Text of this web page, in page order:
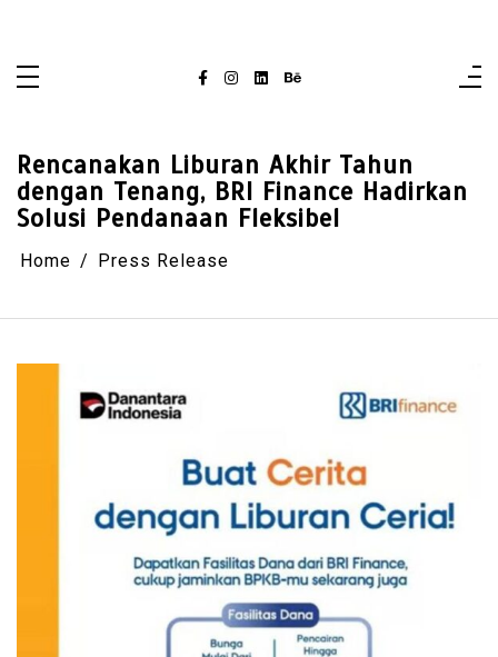
Rencanakan Liburan Akhir Tahun
dengan Tenang, BRI Finance Hadirkan
Solusi Pendanaan Fleksibel
Home Press Release